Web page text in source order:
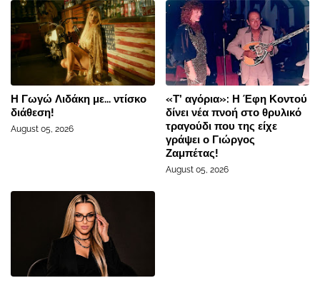
Η Γωγώ Λιδάκη με... ντίσκο
διάθεση!
August 05, 2026
«Τ’ αγόρια»: Η Έφη Κοντού
δίνει νέα πνοή στο θρυλικό
τραγούδι που της είχε
γράψει ο Γιώργος
Ζαμπέτας!
August 05, 2026